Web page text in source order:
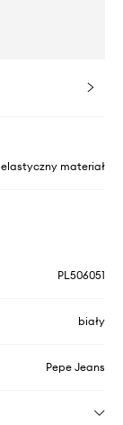
elastyczny materiał
PL506051
biały
Pepe Jeans